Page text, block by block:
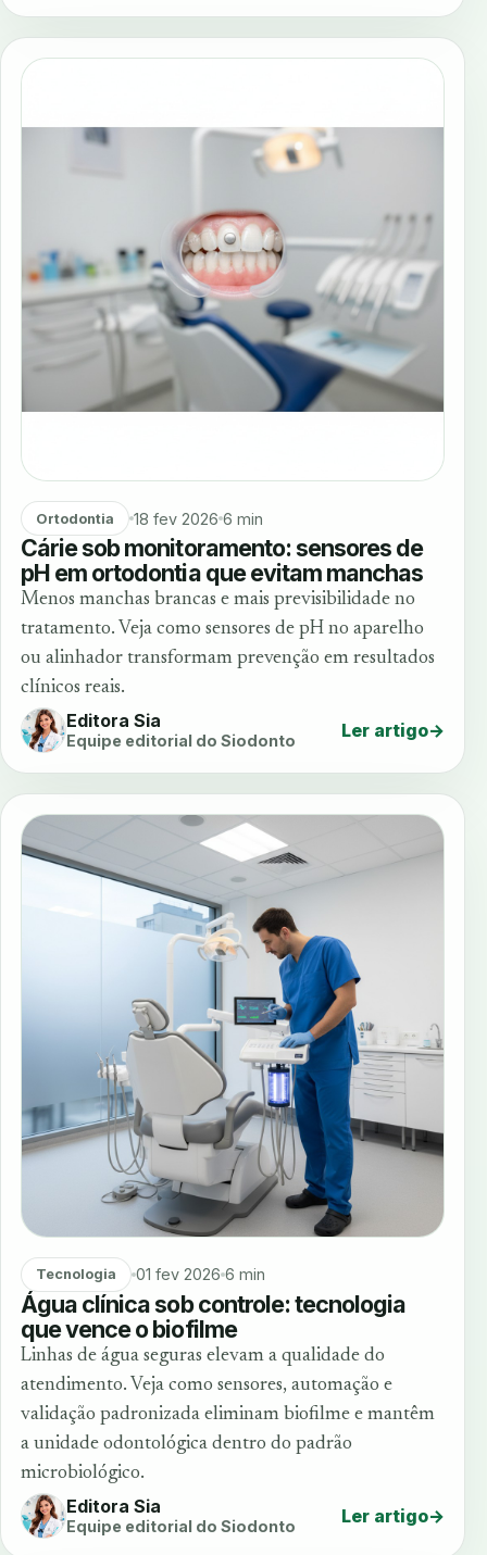
Ortodontia 18 fev 2026 6 min
Cárie sob monitoramento: sensores de
pH em ortodontia que evitam manchas
Menos manchas brancas e mais previsibilidade no
tratamento. Veja como sensores de pH no aparelho
ou alinhador transformam prevenção em resultados
clínicos reais.
Editora Sia
Equipe editorial do Siodonto Ler artigo→
Tecnologia 01 fev 2026 6 min
Água clínica sob controle: tecnologia
que vence o biofilme
Linhas de água seguras elevam a qualidade do
atendimento. Veja como sensores, automação e
validação padronizada eliminam biofilme e mantêm
a unidade odontológica dentro do padrão
microbiológico.
Editora Sia
Equipe editorial do Siodonto Ler artigo→